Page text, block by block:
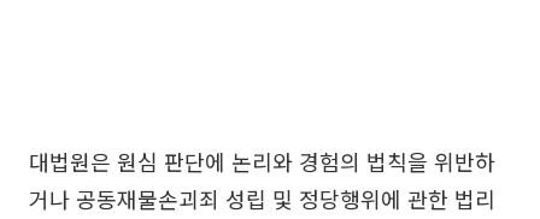
대법원은 원심 판단에 논리와 경험의 법칙을 위반하
거나 공동재물손괴죄 성립 및 정당행위에 관한 법리